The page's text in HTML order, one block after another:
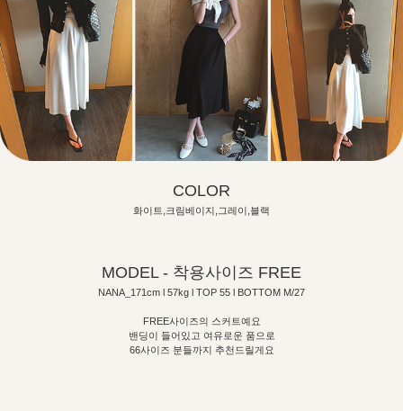
COLOR
화이트,크림베이지,그레이,블랙
MODEL - 착용사이즈 FREE
NANA_171cm l 57kg l TOP 55 l BOTTOM M/27
FREE사이즈의 스커트예요
밴딩이 들어있고 여유로운 품으로
66사이즈 분들까지 추천드릴게요